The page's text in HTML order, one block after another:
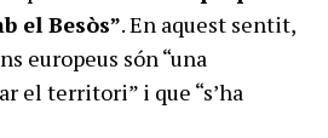
el Besòs”. En aquest sentit,
europeus són “una
el territori” i que “s’ha